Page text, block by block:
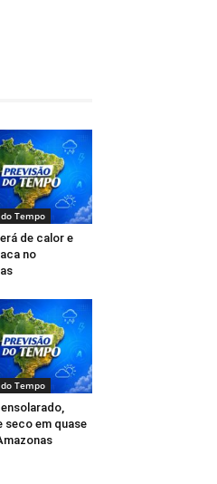
Tempo
de calor e
no
Tempo
seco em quase